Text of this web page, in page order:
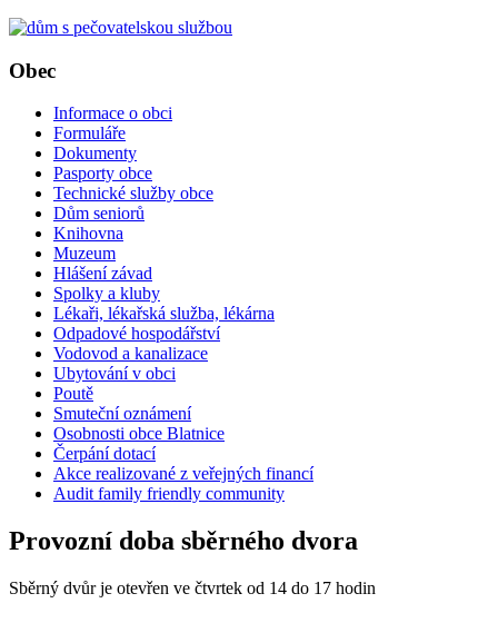
Obec
Informace o obci
Formuláře
Dokumenty
Pasporty obce
Technické služby obce
Dům seniorů
Knihovna
Muzeum
Hlášení závad
Spolky a kluby
Lékaři, lékařská služba, lékárna
Odpadové hospodářství
Vodovod a kanalizace
Ubytování v obci
Poutě
Smuteční oznámení
Osobnosti obce Blatnice
Čerpání dotací
Akce realizované z veřejných financí
Audit family friendly community
Provozní doba sběrného dvora
Sběrný dvůr je otevřen ve čtvrtek od 14 do 17 hodin